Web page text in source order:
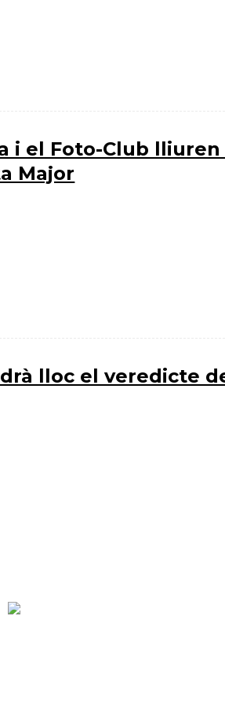
i el Foto-Club lliuren
Major
lloc el veredicte